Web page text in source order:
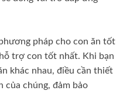
pháp cho con ăn tốt
trợ con tốt nhất. Khi bạn
khác nhau, điều cần thiết
của chúng, đảm bảo